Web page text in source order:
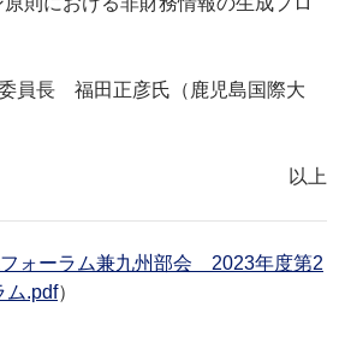
員長 福田正彦氏（鹿児島国際大
以上
ォーラム兼九州部会 2023年度第2
ム.pdf）